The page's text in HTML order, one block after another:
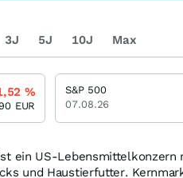
ein US-
und Haustierfutter.
3J 5J 10J Max
%
EUR
S&P 500
07.08.26